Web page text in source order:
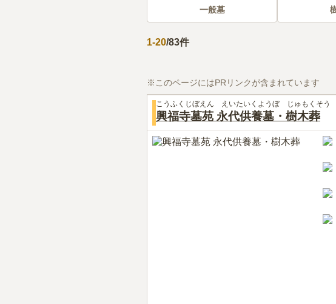
一般墓
1-20/83件
※このページにはPRリンクが含まれています
こうふくじぼえん えいたいくようぼ じゅもくそう
興福寺墓苑 永代供養墓・樹木葬